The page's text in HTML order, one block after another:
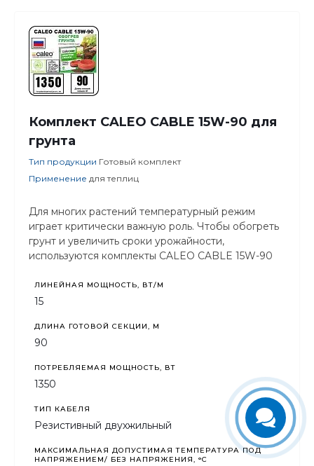
Комплект CALEO CABLE 15W-90 для
грунта
Тип продукции Готовый комплект
Применение для теплиц
Для многих растений температурный режим
играет критически важную роль. Чтобы обогреть
грунт и увеличить сроки урожайности,
используются комплекты CALEO CABLE 15W-90
ЛИНЕЙНАЯ МОЩНОСТЬ, ВТ/М
15
ДЛИНА ГОТОВОЙ СЕКЦИИ, М
90
ПОТРЕБЛЯЕМАЯ МОЩНОСТЬ, ВТ
1350
ТИП КАБЕЛЯ
Резистивный двухжильный
МАКСИМАЛЬНАЯ ДОПУСТИМАЯ ТЕМПЕРАТУРА ПОД
НАПРЯЖЕНИЕМ/ БЕЗ НАПРЯЖЕНИЯ, °C